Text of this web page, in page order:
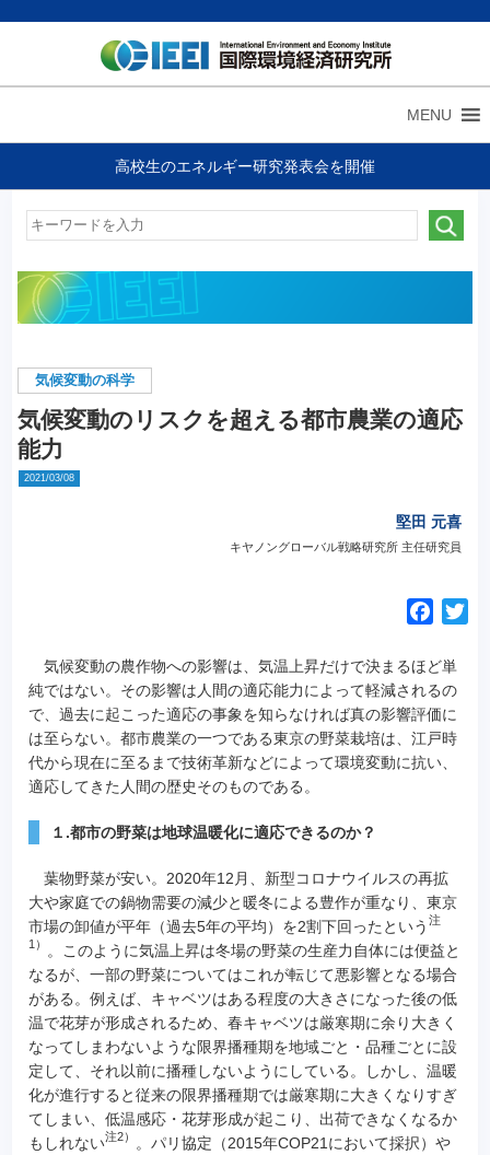
MENU
高校生のエネルギー研究発表会を開催
気候変動の科学
気候変動のリスクを超える都市農業の適応
能力
2021/03/08
堅田 元喜
キヤノングローバル戦略研究所 主任研究員
c
e
b
o
o
気候変動の農作物への影響は、気温上昇だけで決まるほど単
純ではない。 その影響は人間の適応能力によって軽減されるの
で、過去に起こった適応の事象を知らなければ真の影響評価に
は至らない。都市農業の一つである東京の野菜栽培は、江戸時
代から現在に至るまで技術革新などによって環境変動に抗い、
適応してきた人間の歴史そのものである。
１.都市の野菜は地球温暖化に適応できるのか？
葉物野菜が安い。2020年12月、新型コロナウイルスの再拡
大や家庭での鍋物需要の減少と暖冬による豊作が重なり、東京
市場の卸値が平年（過去5年の平均）を2割下回ったという 注
1）
。このように気温上昇は冬場の野菜の生産力自体には便益と
なるが、一部の野菜についてはこれが転じて悪影響となる場合
がある。例えば、キャベツはある程度の大きさになった後の低
温で花芽が形成されるため、春キャベツは厳寒期に余り大きく
なってしまわないような限界播種期を地域ごと・品種ごとに設
定して、それ以前に播種しないようにしている。しかし、温暖
化が進行すると従来の限界播種期では厳寒期に大きくなりすぎ
てしまい、低温感応・花芽形成が起こり、出荷できなくなるか
もしれない注2）
。パリ協定（2015年COP21において採択）や